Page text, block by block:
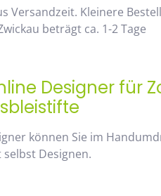
Versandzeit. Kleinere
beträgt ca. 1-2 Tage
Designer für
können Sie im
Designen.